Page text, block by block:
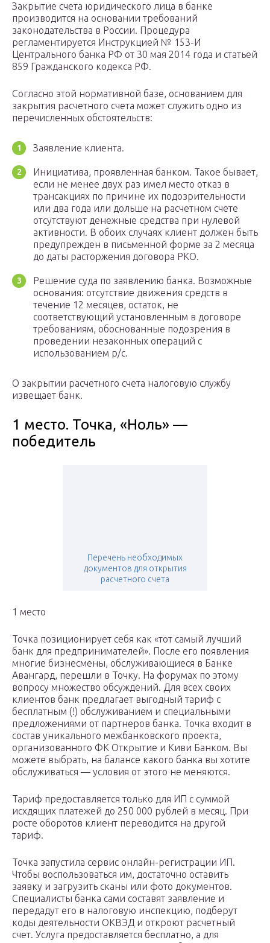
Закрытие счета юридического лица в банке
производится на основании требований
законодательства в России. Процедура
регламентируется Инструкцией № 153-И
Центрального банка РФ от 30 мая 2014 года и статьей
859 Гражданского кодекса РФ.
Согласно этой нормативной базе, основанием для
закрытия расчетного счета может служить одно из
перечисленных обстоятельств:
Заявление клиента.
Инициатива, проявленная банком. Такое бывает,
если не менее двух раз имел место отказ в
трансакциях по причине их подозрительности
или два года или дольше на расчетном счете
отсутствуют денежные средства при нулевой
активности. В обоих случаях клиент должен быть
предупрежден в письменной форме за 2 месяца
до даты расторжения договора РКО.
Решение суда по заявлению банка. Возможные
основания: отсутствие движения средств в
течение 12 месяцев, остаток, не
соответствующий установленным в договоре
требованиям, обоснованные подозрения в
проведении незаконных операций с
использованием р/с.
О закрытии расчетного счета налоговую службу
извещает банк.
1 место. Точка, «Ноль» —
победитель
Перечень необходимых
документов для открытия
расчетного счета
1 место
Точка позиционирует себя как «тот самый лучший
банк для предпринимателей». После его появления
многие бизнесмены, обслуживающиеся в Банке
Авангард, перешли в Точку. На форумах по этому
вопросу множество обсуждений. Для всех своих
клиентов банк предлагает выгодный тариф с
бесплатным (!) обслуживанием и специальными
предложениями от партнеров банка. Точка входит в
состав уникального межбанковского проекта,
организованного ФК Открытие и Киви Банком. Вы
можете выбрать, на балансе какого банка вы хотите
обслуживаться — условия от этого не меняются.
Тариф предоставляется только для ИП с суммой
исхдящих платежей до 250 000 рублей в месяц. При
росте оборотов клиент переводится на другой
тариф.
Точка запустила сервис онлайн-регистрации ИП.
Чтобы воспользоваться им, достаточно оставить
заявку и загрузить сканы или фото документов.
Специалисты банка сами составят заявление и
передадут его в налоговую инспекцию, подберут
коды деятельности ОКВЭД и откроют расчетный
счет. Услуга предоставляется бесплатно, а для